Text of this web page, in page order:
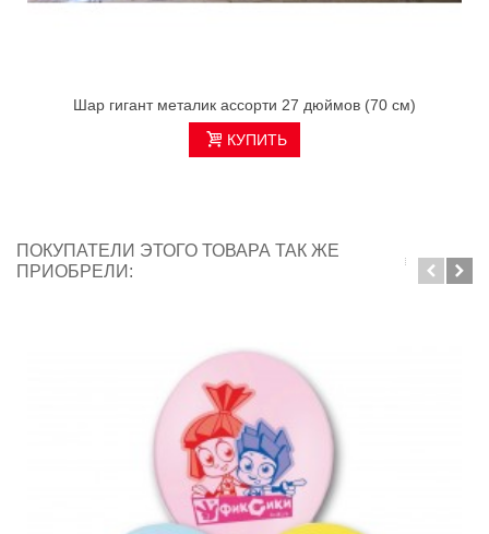
Шар гигант металик ассорти 27 дюймов (70 см)
КУПИТЬ
ПОКУПАТЕЛИ ЭТОГО ТОВАРА ТАК ЖЕ
ПРИОБРЕЛИ: